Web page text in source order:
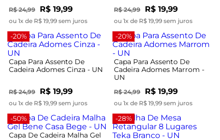
R$ 24,99 R$ 19,99
ou 1x de R$ 19,99 sem juros
R$ 24,99 R$ 19,99
ou 1x de R$ 19,99 sem juros
-20%
Capa Para Assento De
Cadeira Adomes Cinza - UN
R$ 24,99 R$ 19,99
ou 1x de R$ 19,99 sem juros
-20%
Capa Para Assento De
Cadeira Adomes Marrom -
UN
R$ 24,99 R$ 19,99
ou 1x de R$ 19,99 sem juros
-50%
Capa De Cadeira Malha Gel
-28%